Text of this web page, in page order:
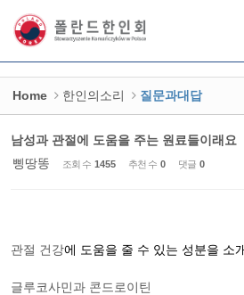
Home 한인의소리 질문과대답
남성과 관절에 도움을 주는 원료들이래요
삥땅똥
조회 수 1455 추천 수 0 댓글 0
관절 건강에 도움을 줄 수 있는 성분을 소
글루코사민과 콘드로이틴